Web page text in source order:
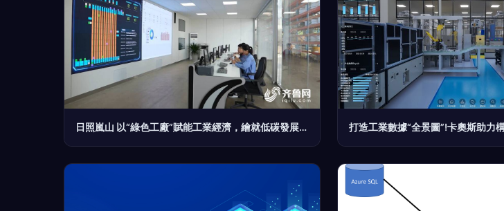
日照嵐山 以“綠色工廠”賦能工業經濟，繪就低碳發展新畫卷